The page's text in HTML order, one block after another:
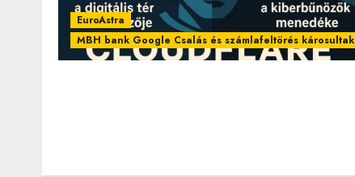
EuroAstra
MBH bank Google Csalás és számlafeltörés károsultak